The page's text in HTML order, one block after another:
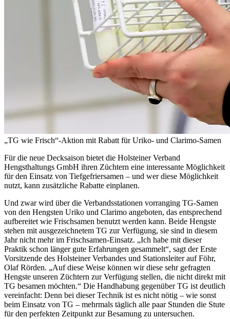
„TG wie Frisch“-Aktion mit Rabatt für Uriko- und Clarimo-Samen
Für die neue Decksaison bietet die Holsteiner Verband
Hengsthaltungs GmbH ihren Züchtern eine interessante Möglichkeit
für den Einsatz von Tiefgefriersamen – und wer diese Möglichkeit
nutzt, kann zusätzliche Rabatte einplanen.
Und zwar wird über die Verbandsstationen vorranging TG-Samen
von den Hengsten Uriko und Clarimo angeboten, das entsprechend
aufbereitet wie Frischsamen benutzt werden kann. Beide Hengste
stehen mit ausgezeichnetem TG zur Verfügung, sie sind in diesem
Jahr nicht mehr im Frischsamen-Einsatz. „Ich habe mit dieser
Praktik schon länger gute Erfahrungen gesammelt“, sagt der Erste
Vorsitzende des Holsteiner Verbandes und Stationsleiter auf Föhr,
Olaf Rörden. „Auf diese Weise können wir diese sehr gefragten
Hengste unseren Züchtern zur Verfügung stellen, die nicht direkt mit
TG besamen möchten.“ Die Handhabung gegenüber TG ist deutlich
vereinfacht: Denn bei dieser Technik ist es nicht nötig – wie sonst
beim Einsatz von TG – mehrmals täglich alle paar Stunden die Stute
für den perfekten Zeitpunkt zur Besamung zu untersuchen.